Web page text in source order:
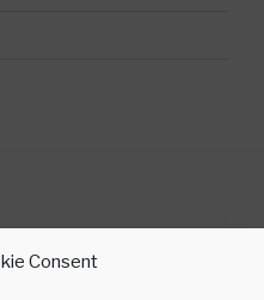
Consent